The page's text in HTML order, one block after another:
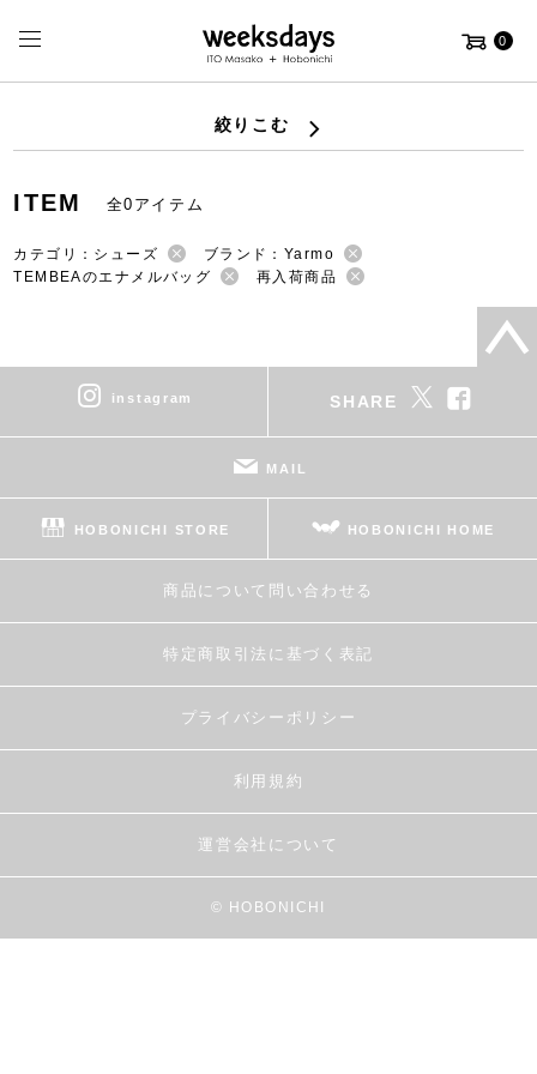
0
絞りこむ
ITEM 全0アイテム
カテゴリ：シューズ
ブランド：Yarmo
TEMBEAのエナメルバッグ
再入荷商品
instagram SHARE
MAIL
HOBONICHI STORE HOBONICHI HOME
商品について問い合わせる
特定商取引法に基づく表記
プライバシーポリシー
利用規約
運営会社について
© HOBONICHI